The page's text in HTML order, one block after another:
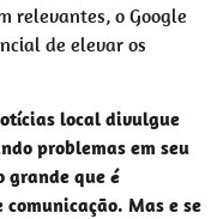
relevantes, o Google
de elevar os
local divulgue
problemas em seu
que é
Mas e se